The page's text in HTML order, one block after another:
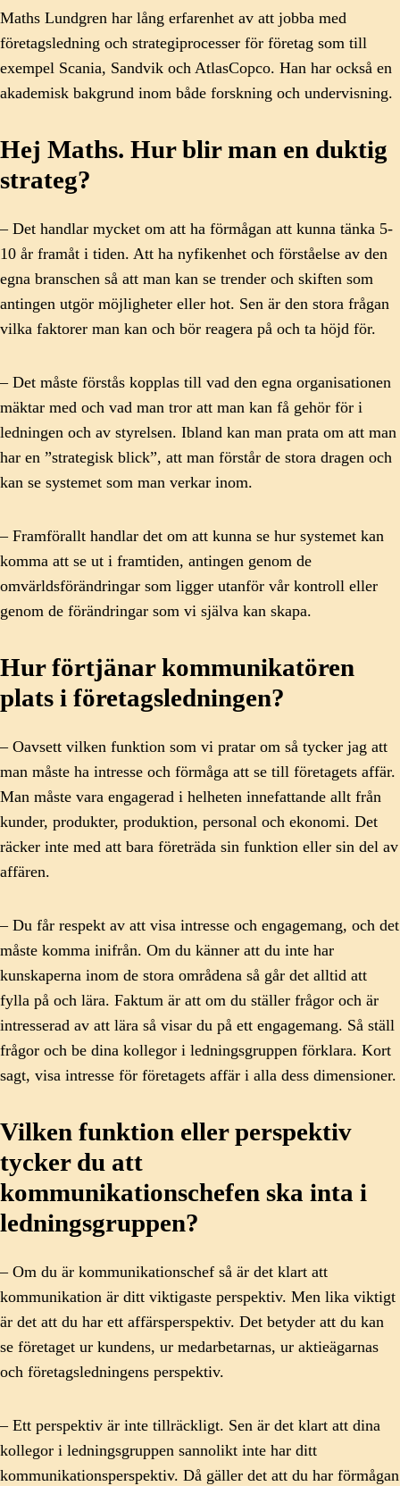
Maths Lundgren har lång erfarenhet av att jobba med
företagsledning och strategiprocesser för företag som till
exempel Scania, Sandvik och AtlasCopco. Han har också en
akademisk bakgrund inom både forskning och undervisning.
Hej Maths. Hur blir man en duktig
strateg?
– Det handlar mycket om att ha förmågan att kunna tänka 5-
10 år framåt i tiden. Att ha nyfikenhet och förståelse av den
egna branschen så att man kan se trender och skiften som
antingen utgör möjligheter eller hot. Sen är den stora frågan
vilka faktorer man kan och bör reagera på och ta höjd för.
– Det måste förstås kopplas till vad den egna organisationen
mäktar med och vad man tror att man kan få gehör för i
ledningen och av styrelsen. Ibland kan man prata om att man
har en ”strategisk blick”, att man förstår de stora dragen och
kan se systemet som man verkar inom.
– Framförallt handlar det om att kunna se hur systemet kan
komma att se ut i framtiden, antingen genom de
omvärldsförändringar som ligger utanför vår kontroll eller
genom de förändringar som vi själva kan skapa.
Hur förtjänar kommunikatören
plats i företagsledningen?
– Oavsett vilken funktion som vi pratar om så tycker jag att
man måste ha intresse och förmåga att se till företagets affär.
Man måste vara engagerad i helheten innefattande allt från
kunder, produkter, produktion, personal och ekonomi. Det
räcker inte med att bara företräda sin funktion eller sin del av
affären.
– Du får respekt av att visa intresse och engagemang, och det
måste komma inifrån. Om du känner att du inte har
kunskaperna inom de stora områdena så går det alltid att
fylla på och lära. Faktum är att om du ställer frågor och är
intresserad av att lära så visar du på ett engagemang. Så ställ
frågor och be dina kollegor i ledningsgruppen förklara. Kort
sagt, visa intresse för företagets affär i alla dess dimensioner.
Vilken funktion eller perspektiv
tycker du att
kommunikationschefen ska inta i
ledningsgruppen?
– Om du är kommunikationschef så är det klart att
kommunikation är ditt viktigaste perspektiv. Men lika viktigt
är det att du har ett affärsperspektiv. Det betyder att du kan
se företaget ur kundens, ur medarbetarnas, ur aktieägarnas
och företagsledningens perspektiv.
– Ett perspektiv är inte tillräckligt. Sen är det klart att dina
kollegor i ledningsgruppen sannolikt inte har ditt
kommunikationsperspektiv. Då gäller det att du har förmågan